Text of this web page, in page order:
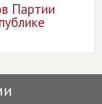
Партии